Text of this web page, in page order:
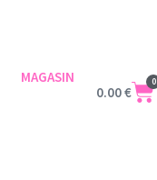
MAGASIN
0.00€
0